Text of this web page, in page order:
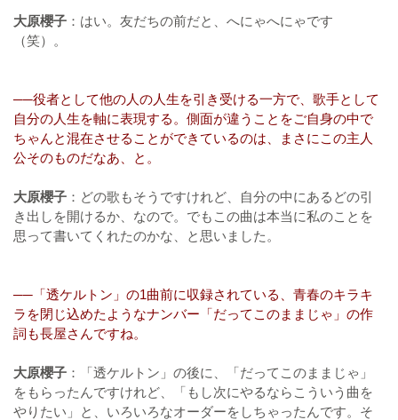
大原櫻子 ：はい。友だちの前だと、へにゃへにゃです
（笑）。
──役者として他の人の人生を引き受ける一方で、歌手として
自分の人生を軸に表現する。側面が違うことをご自身の中で
ちゃんと混在させることができているのは、まさにこの主人
公そのものだなあ、と。
大原櫻子 ：どの歌もそうですけれど、自分の中にあるどの引
き出しを開けるか、なので。でもこの曲は本当に私のことを
思って書いてくれたのかな、と思いました。
──「透ケルトン」の1曲前に収録されている、青春のキラキ
ラを閉じ込めたようなナンバー「だってこのままじゃ」の作
詞も長屋さんですね。
大原櫻子 ：「透ケルトン」の後に、「だってこのままじゃ」
をもらったんですけれど、「もし次にやるならこういう曲を
やりたい」と、いろいろなオーダーをしちゃったんです。そ